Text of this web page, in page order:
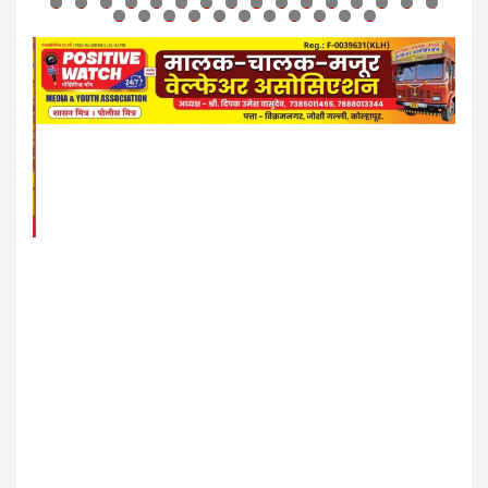
9 0 1 2 3 4 5 6 7 8 9 0 1 2 3 4
5 6 7 8 9 0 1 2 3 4 5